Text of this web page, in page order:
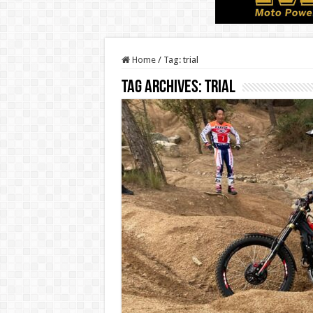
Home / Tag: trial
Tag Archives:trial